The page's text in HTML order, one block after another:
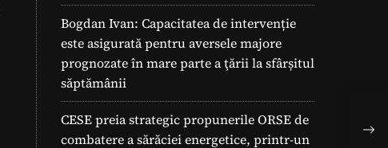
Bogdan Ivan: Capacitatea de intervenție
este asigurată pentru aversele majore
prognozate în mare parte a ţării la sfârșitul
săptămânii
CESE preia strategic propunerile ORSE de
combatere a sărăciei energetice, printr-un